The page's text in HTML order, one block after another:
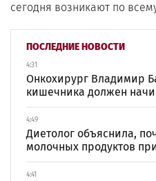
ПОСЛЕДНИЕ НОВОСТИ
4:31
Онкохирург Владимир
кишечника должен
4:49
Диетолог объяснила,
молочных продуктов
4:41
сегодня возникают по